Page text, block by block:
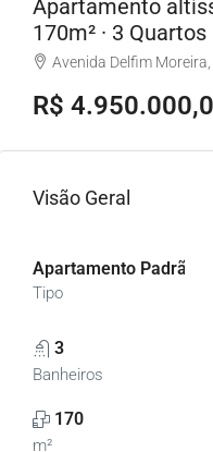
Apartamento
170m² · 3
Avenida Delfim Moreira,
R$
Visão Geral
Apartamento Padrão,
Tipo
3
Banheiros
170
m²